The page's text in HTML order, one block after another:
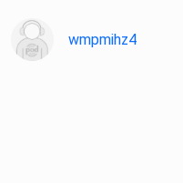
wmpmihz4